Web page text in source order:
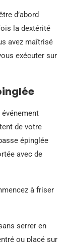
d’abord
la dextérité
avez maîtrisé
exécuter sur
de votre
épinglée
avec de
à friser
serrer en
ou placé sur